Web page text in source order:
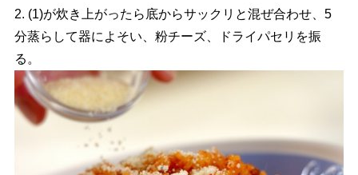
2. (1)が炊き上がったら底からサックリと混ぜ合わせ、5
分蒸らして器によそい、粉チーズ、ドライパセリを振
る。